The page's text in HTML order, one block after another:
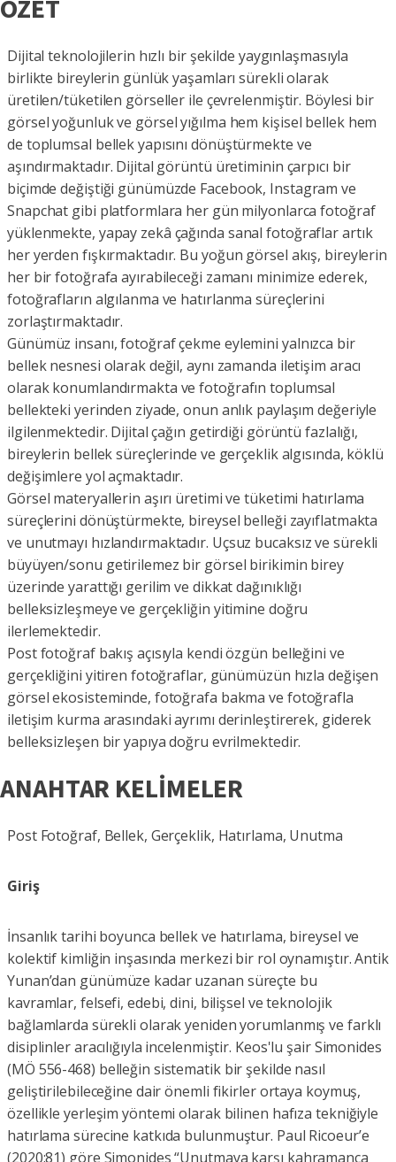
ÖZET
Dijital teknolojilerin hızlı bir şekilde yaygınlaşmasıyla
birlikte bireylerin günlük yaşamları sürekli olarak
üretilen/tüketilen görseller ile çevrelenmiştir. Böylesi bir
görsel yoğunluk ve görsel yığılma hem kişisel bellek hem
de toplumsal bellek yapısını dönüştürmekte ve
aşındırmaktadır. Dijital görüntü üretiminin çarpıcı bir
biçimde değiştiği günümüzde Facebook, Instagram ve
Snapchat gibi platformlara her gün milyonlarca fotoğraf
yüklenmekte, yapay zekâ çağında sanal fotoğraflar artık
her yerden fışkırmaktadır. Bu yoğun görsel akış, bireylerin
her bir fotoğrafa ayırabileceği zamanı minimize ederek,
fotoğrafların algılanma ve hatırlanma süreçlerini
zorlaştırmaktadır.
Günümüz insanı, fotoğraf çekme eylemini yalnızca bir
bellek nesnesi olarak değil, aynı zamanda iletişim aracı
olarak konumlandırmakta ve fotoğrafın toplumsal
bellekteki yerinden ziyade, onun anlık paylaşım değeriyle
ilgilenmektedir. Dijital çağın getirdiği görüntü fazlalığı,
bireylerin bellek süreçlerinde ve gerçeklik algısında, köklü
değişimlere yol açmaktadır.
Görsel materyallerin aşırı üretimi ve tüketimi hatırlama
süreçlerini dönüştürmekte, bireysel belleği zayıflatmakta
ve unutmayı hızlandırmaktadır. Uçsuz bucaksız ve sürekli
büyüyen/sonu getirilemez bir görsel birikimin birey
üzerinde yarattığı gerilim ve dikkat dağınıklığı
belleksizleşmeye ve gerçekliğin yitimine doğru
ilerlemektedir.
Post fotoğraf bakış açısıyla kendi özgün belleğini ve
gerçekliğini yitiren fotoğraflar, günümüzün hızla değişen
görsel ekosisteminde, fotoğrafa bakma ve fotoğrafla
iletişim kurma arasındaki ayrımı derinleştirerek, giderek
belleksizleşen bir yapıya doğru evrilmektedir.
ANAHTAR KELİMELER
Post Fotoğraf, Bellek, Gerçeklik, Hatırlama, Unutma
Giriş
İnsanlık tarihi boyunca bellek ve hatırlama, bireysel ve
kolektif kimliğin inşasında merkezi bir rol oynamıştır. Antik
Yunan’dan günümüze kadar uzanan süreçte bu
kavramlar, felsefi, edebi, dini, bilişsel ve teknolojik
bağlamlarda sürekli olarak yeniden yorumlanmış ve farklı
disiplinler aracılığıyla incelenmiştir. Keos'lu şair Simonides
(MÖ 556-468) belleğin sistematik bir şekilde nasıl
geliştirilebileceğine dair önemli fikirler ortaya koymuş,
özellikle yerleşim yöntemi olarak bilinen hafıza tekniğiyle
hatırlama sürecine katkıda bulunmuştur. Paul Ricoeur’e
(2020:81) göre Simonides “Unutmaya karşı kahramanca